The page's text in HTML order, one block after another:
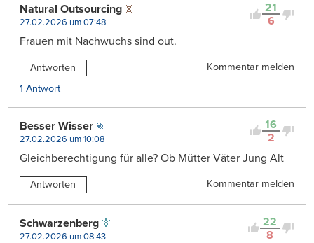
21
6
Natural Outsourcing
27.02.2026 um 07:48
Frauen mit Nachwuchs sind out.
Antworten
Kommentar melden
1 Antwort
16
2
Besser Wisser
27.02.2026 um 10:08
Gleichberechtigung für alle? Ob Mütter Väter Jung Alt
Antworten Kommentar melden
22
8
Schwarzenberg
27.02.2026 um 08:43